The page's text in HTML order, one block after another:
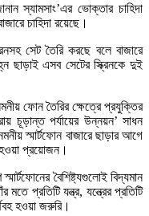
স্যামসাং’এর ভোক্তার চাহিদা
চাহিদা রয়েছে।
সেট তৈরি করছে বলে বাজারে
ছাড়াই এসব সেটের স্ক্রিনকে দুই
ফোন তৈরির ক্ষেত্রে প্রযুক্তির
চূড়ান্ত পর্যায়ের উন্নয়ন’ সাধন
স্মার্টফোন বাজারে ছাড়ার আগে
হওয়া প্রয়োজন।
বৈশিষ্ট্যগুলোই বিদ্যমান
প্রতিটি যন্ত্র, যন্ত্রের প্রতিটি
হওয়া জরুরি।